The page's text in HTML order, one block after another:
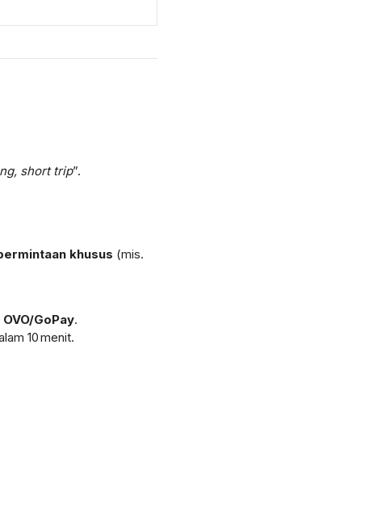
short trip”.
khusus (mis.
OVO/GoPay.
10 menit.